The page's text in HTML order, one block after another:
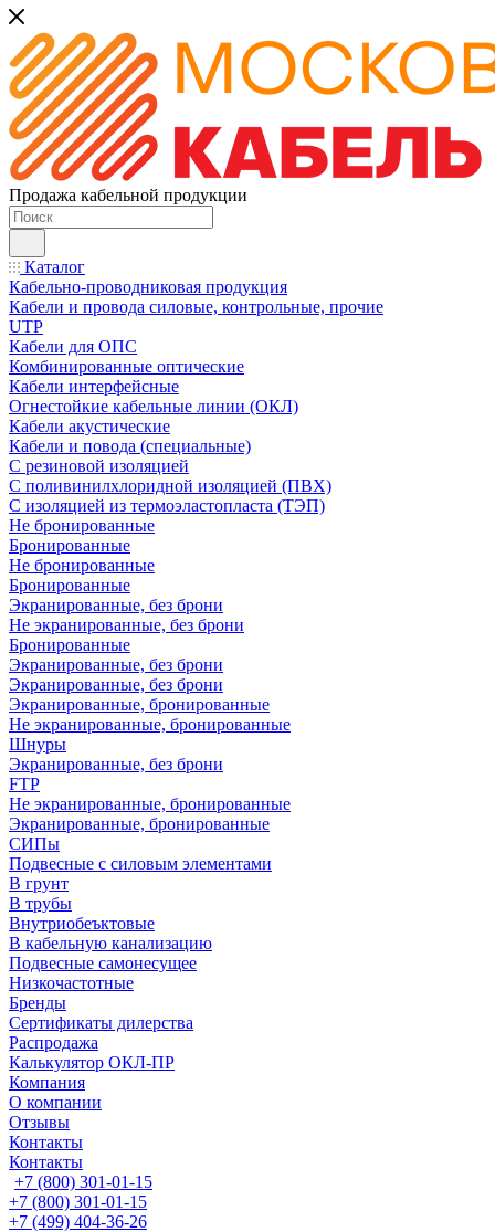
Продажа кабельной продукции
Каталог
Кабельно-проводниковая продукция
Кабели и провода силовые, контрольные, прочие
UTP
Кабели для ОПС
Комбинированные оптические
Кабели интерфейсные
Огнестойкие кабельные линии (ОКЛ)
Кабели акустические
Кабели и повода (специальные)
С резиновой изоляцией
С поливинилхлоридной изоляцией (ПВХ)
С изоляцией из термоэластопласта (ТЭП)
Не бронированные
Бронированные
Не бронированные
Бронированные
Экранированные, без брони
Не экранированные, без брони
Бронированные
Экранированные, без брони
Экранированные, без брони
Экранированные, бронированные
Не экранированные, бронированные
Шнуры
Экранированные, без брони
FTP
Не экранированные, бронированные
Экранированные, бронированные
СИПы
Подвесные с силовым элементами
В грунт
В трубы
Внутриобеъктовые
В кабельную канализацию
Подвесные самонесущее
Низкочастотные
Бренды
Сертификаты дилерства
Распродажа
Калькулятор ОКЛ-ПР
Компания
О компании
Отзывы
Контакты
Контакты
+7 (800) 301-01-15
+7 (800) 301-01-15
+7 (499) 404-36-26